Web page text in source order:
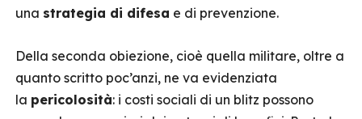
una strategia di difesa e di prevenzione.
Della seconda obiezione, cioè quella militare, oltre a
quanto scritto poc’anzi, ne va evidenziata
la pericolosità: i costi sociali di un blitz possono